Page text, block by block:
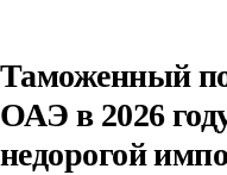
Таможенный
ОАЭ в 2026
недорогой